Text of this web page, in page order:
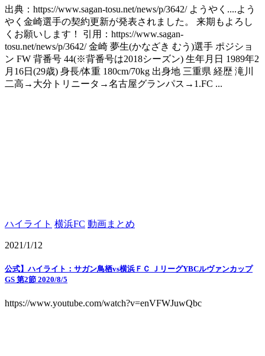
出典：https://www.sagan-tosu.net/news/p/3642/ ようやく....よう
やく金崎選手の契約更新が発表されました。 来期もよろし
くお願いします！ 引用：https://www.sagan-
tosu.net/news/p/3642/ 金崎 夢生(かなざき むう)選手 ポジショ
ン FW 背番号 44(※背番号は2018シーズン) 生年月日 1989年2
月16日(29歳) 身長/体重 180cm/70kg 出身地 三重県 経歴 滝川
二高→大分トリニータ→名古屋グランパス→1.FC ...
ハイライト 横浜FC 動画まとめ
2021/1/12
公式】ハイライト：サガン鳥栖vs横浜ＦＣ ＪリーグYBCルヴァンカップ
GS 第2節 2020/8/5
https://www.youtube.com/watch?v=enVFWJuwQbc